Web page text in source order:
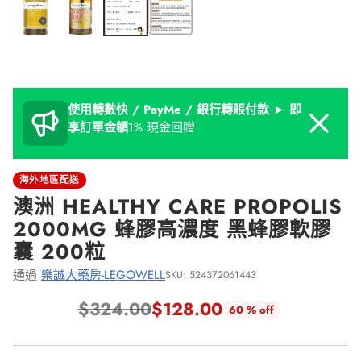
使用轉數快 / PayMe / 銀行轉賬付款 ► 即
享訂單金額1% 現金回贈
Dismiss
海外地區配送
澳洲 HEALTHY CARE PROPOLIS
2000MG 蜂膠高濃度 黑蜂膠軟膠
囊 200粒
通過 樂誠大藥房-LEGOWELLSKU: 524372061443
正
常
$324.00$128.00 60 % off